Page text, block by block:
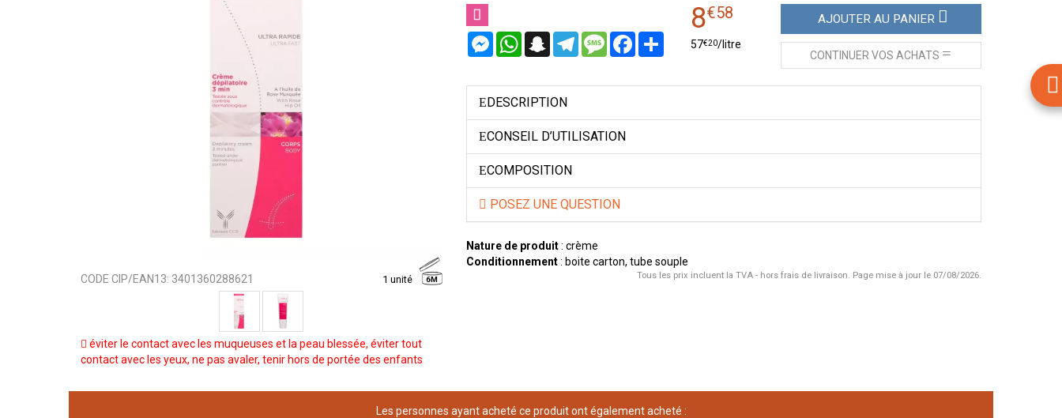
CODE CIP/EAN13: 3401360288621 1 unité 6M
éviter le contact avec les muqueuses et la peau blessée, éviter tout
contact avec les yeux, ne pas avaler, tenir hors de portée des enfants
MessengerWhatsAppSnapchatTelegramMessageFacebookPartager
8€58
57€20/litre
AJOUTER AU PANIER
CONTINUER VOS ACHATS
DESCRIPTION
CONSEIL D’UTILISATION
COMPOSITION
POSEZ UNE QUESTION
Nature de produit: crème
Conditionnement: boite carton, tube souple
Tous les prix incluent la TVA - hors frais de livraison. Page mise à jour le 07/08/2026.
Les personnes ayant acheté ce produit ont également acheté :